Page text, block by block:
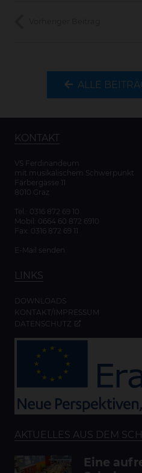
ALLE
KONTAKT
VS Ferdinandeum
mit musikalischem Schwerpunkt
Färbergasse 11
8010 Graz
Tel.: 0316 872 69 10
Mobil: 0664 60 872 6910
Fax: 0316 872 69 11
E-Mail senden
LINKS
DOWNLOADS
KONTAKT/IMPRESSUM
DATENSCHUTZ
AKTUELLES AUS DEM
Eine